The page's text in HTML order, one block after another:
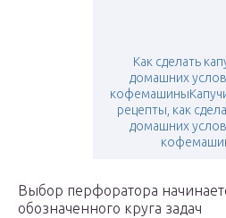
Как сделать
домашних
рецепты, как
домашних
Выбор перфоратора
обозначенного круга задач